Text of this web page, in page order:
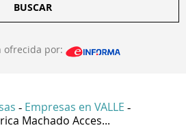
BUSCAR
ofrecida por:
- Empresas en VALLE -
Machado Acces...